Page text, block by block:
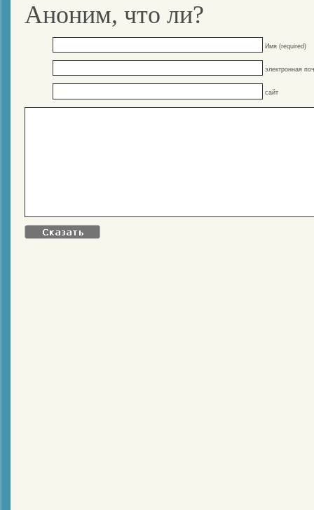
Аноним, что ли?
Имя (required)
электронная
сайт